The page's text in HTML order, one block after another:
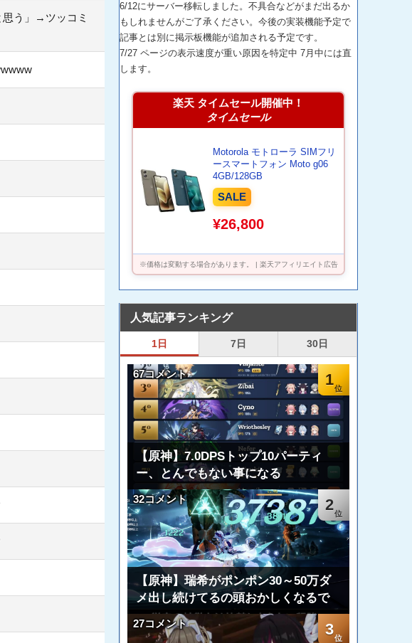
思う」→ツッコミ
6/12にサーバー移転しました。不具合などがまだ出るか
もしれませんがご了承ください。今後の実装機能予定で
記事とは別に掲示板機能が追加される予定です。
7/27 ページの表示速度が重い原因を特定中 7月中には直
します。
楽天 タイムセール開催中！
タイムセール
Motorola モトローラ SIMフリ
ースマートフォン Moto g06
4GB/128GB
SALE
¥26,800
※価格は変動する場合があります。 | 楽天アフィリエイト広告
人気記事ランキング
1日 7日 30日
1
67コメント
【原神】7.0DPSトップ10パーティ
ー、とんでもない事になる
2
32コメント
【原神】瑞希がポンポン30～50万ダ
メ出し続けてるの頭おかしくなるで
3
27コメント